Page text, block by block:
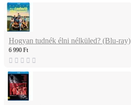
Hogyan tudnék élni nélküled? (Blu-ray)
6 990 Ft